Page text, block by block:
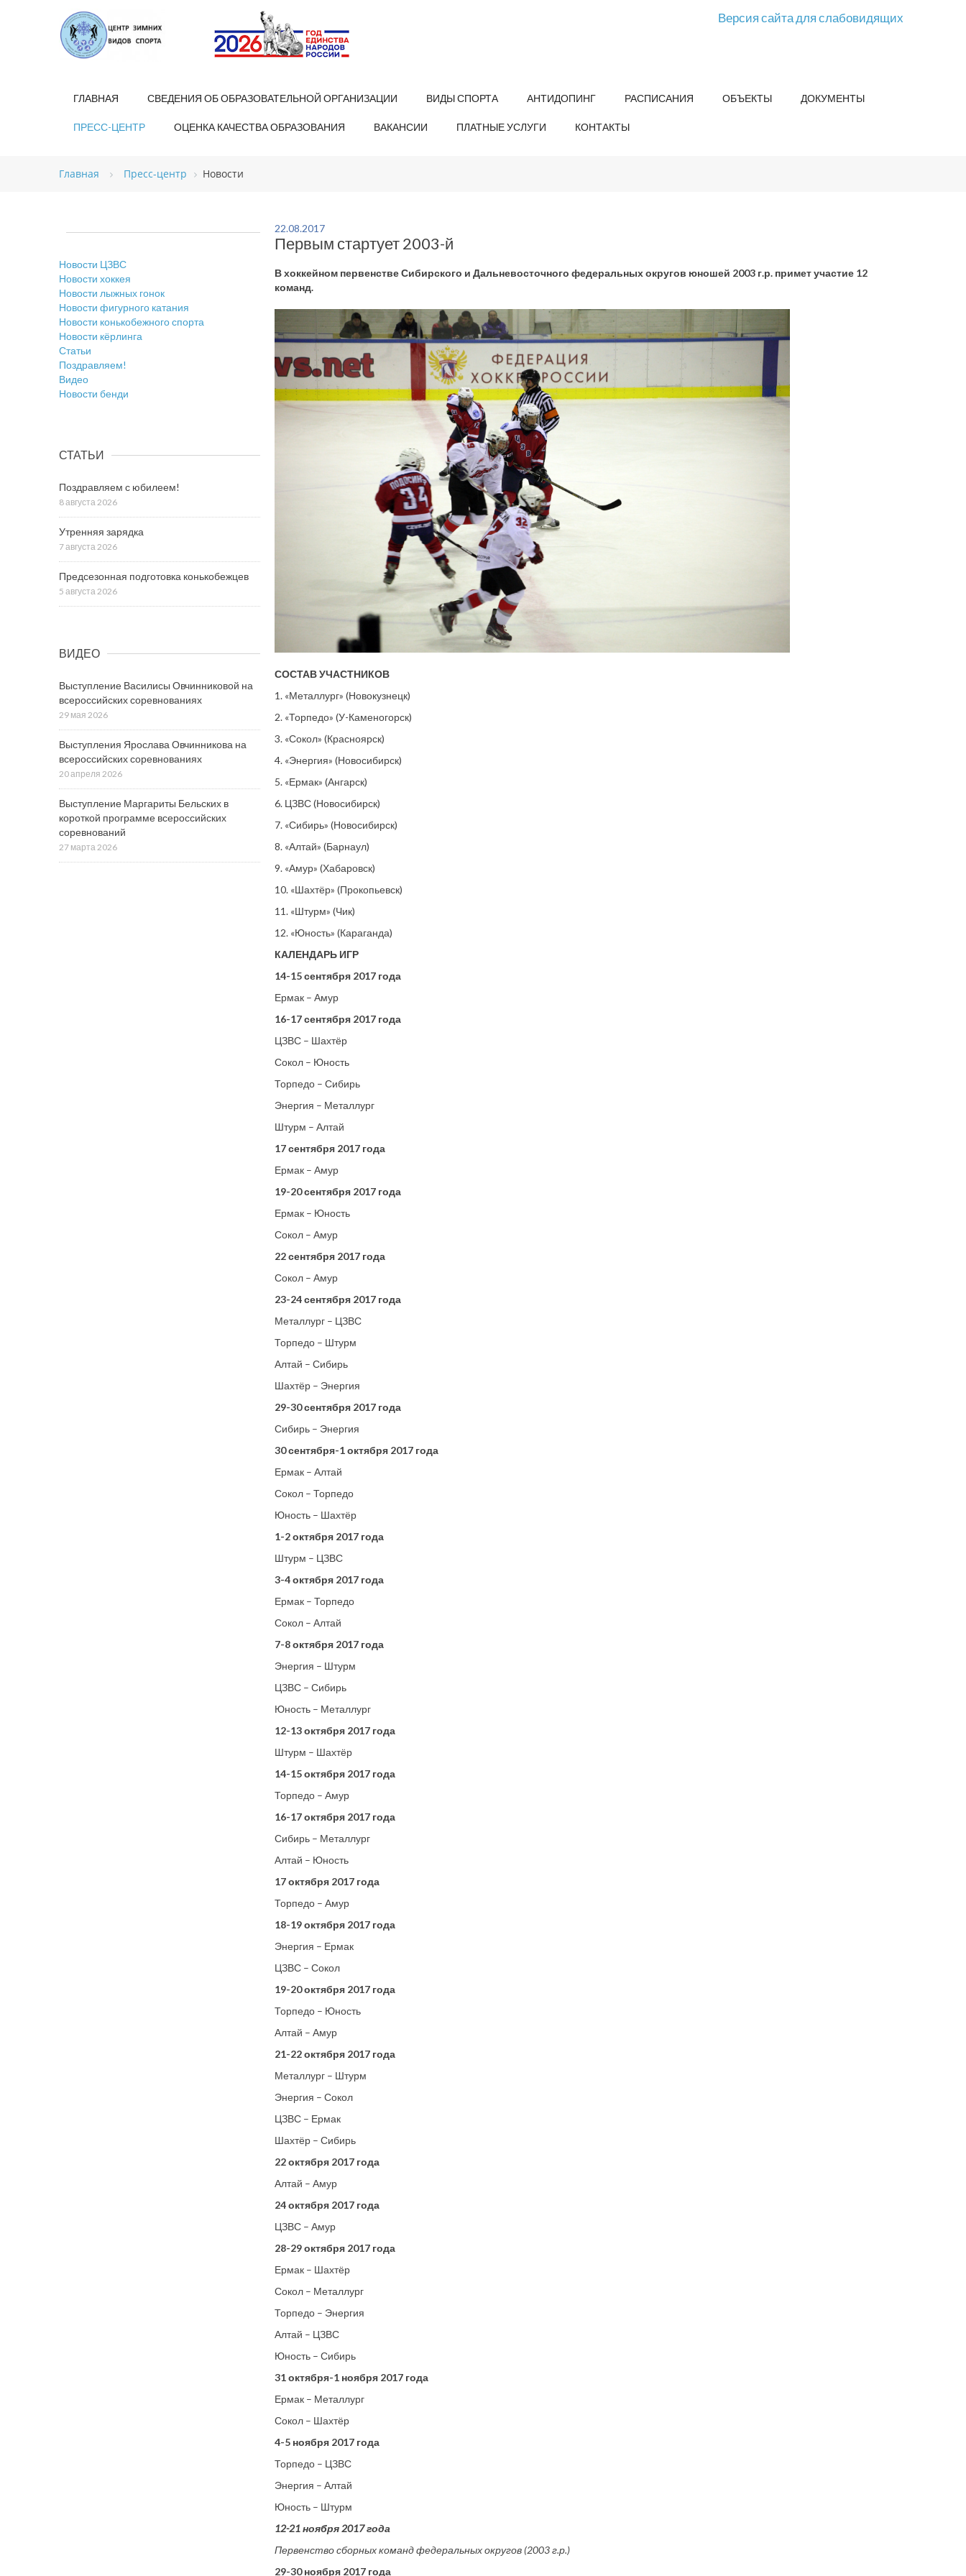
Версия сайта для слабовидящих
ГЛАВНАЯ СВЕДЕНИЯ ОБ ОБРАЗОВАТЕЛЬНОЙ ОРГАНИЗАЦИИ ВИДЫ СПОРТА АНТИДОПИНГ РАСПИСАНИЯ ОБЪЕКТЫ ДОКУМЕНТЫ
ПРЕСС-ЦЕНТР ОЦЕНКА КАЧЕСТВА ОБРАЗОВАНИЯ ВАКАНСИИ ПЛАТНЫЕ УСЛУГИ КОНТАКТЫ
Главная Пресс-центр Новости
22.08.2017
Первым стартует 2003-й
В хоккейном первенстве Сибирского и Дальневосточного федеральных округов юношей 2003 г.р. примет участие 12
команд.
СОСТАВ УЧАСТНИКОВ
1. «Металлург» (Новокузнецк)
2. «Торпедо» (У-Каменогорск)
3. «Сокол» (Красноярск)
4. «Энергия» (Новосибирск)
5. «Ермак» (Ангарск)
6. ЦЗВС (Новосибирск)
7. «Сибирь» (Новосибирск)
8. «Алтай» (Барнаул)
9. «Амур» (Хабаровск)
10. «Шахтёр» (Прокопьевск)
11. «Штурм» (Чик)
12. «Юность» (Караганда)
КАЛЕНДАРЬ ИГР
14-15 сентября 2017 года
Ермак – Амур
16-17 сентября 2017 года
ЦЗВС – Шахтёр
Сокол – Юность
Торпедо – Сибирь
Энергия – Металлург
Штурм – Алтай
17 сентября 2017 года
Ермак – Амур
19-20 сентября 2017 года
Ермак – Юность
Сокол – Амур
22 сентября 2017 года
Сокол – Амур
23-24 сентября 2017 года
Металлург – ЦЗВС
Торпедо – Штурм
Алтай – Сибирь
Шахтёр – Энергия
29-30 сентября 2017 года
Сибирь – Энергия
30 сентября-1 октября 2017 года
Ермак – Алтай
Сокол – Торпедо
Юность – Шахтёр
1-2 октября 2017 года
Штурм – ЦЗВС
3-4 октября 2017 года
Ермак – Торпедо
Сокол – Алтай
7-8 октября 2017 года
Энергия – Штурм
ЦЗВС – Сибирь
Юность – Металлург
12-13 октября 2017 года
Штурм – Шахтёр
14-15 октября 2017 года
Торпедо – Амур
16-17 октября 2017 года
Сибирь – Металлург
Алтай – Юность
17 октября 2017 года
Торпедо – Амур
18-19 октября 2017 года
Энергия – Ермак
ЦЗВС – Сокол
19-20 октября 2017 года
Торпедо – Юность
Алтай – Амур
21-22 октября 2017 года
Металлург – Штурм
Энергия – Сокол
ЦЗВС – Ермак
Шахтёр – Сибирь
22 октября 2017 года
Алтай – Амур
24 октября 2017 года
ЦЗВС – Амур
28-29 октября 2017 года
Ермак – Шахтёр
Сокол – Металлург
Торпедо – Энергия
Алтай – ЦЗВС
Юность – Сибирь
31 октября-1 ноября 2017 года
Ермак – Металлург
Сокол – Шахтёр
4-5 ноября 2017 года
Торпедо – ЦЗВС
Энергия – Алтай
Юность – Штурм
12-21 ноября 2017 года
Первенство сборных команд федеральных округов (2003 г.р.)
29-30 ноября 2017 года
Новости ЦЗВС
Новости хоккея
Новости лыжных гонок
Новости фигурного катания
Новости конькобежного спорта
Новости кёрлинга
Статьи
Поздравляем!
Видео
Новости бенди
СТАТЬИ
Поздравляем с юбилеем!
8 августа 2026
Утренняя зарядка
7 августа 2026
Предсезонная подготовка конькобежцев
5 августа 2026
ВИДЕО
Выступление Василисы Овчинниковой на
всероссийских соревнованиях
29 мая 2026
Выступления Ярослава Овчинникова на
всероссийских соревнованиях
20 апреля 2026
Выступление Маргариты Бельских в
короткой программе всероссийских
соревнований
27 марта 2026